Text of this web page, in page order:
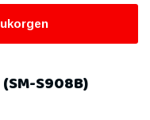
S908B)